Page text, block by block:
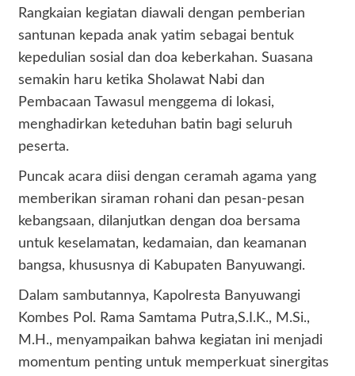
Rangkaian kegiatan diawali dengan pemberian
santunan kepada anak yatim sebagai bentuk
kepedulian sosial dan doa keberkahan. Suasana
semakin haru ketika Sholawat Nabi dan
Pembacaan Tawasul menggema di lokasi,
menghadirkan keteduhan batin bagi seluruh
peserta.
Puncak acara diisi dengan ceramah agama yang
memberikan siraman rohani dan pesan-pesan
kebangsaan, dilanjutkan dengan doa bersama
untuk keselamatan, kedamaian, dan keamanan
bangsa, khususnya di Kabupaten Banyuwangi.
Dalam sambutannya, Kapolresta Banyuwangi
Kombes Pol. Rama Samtama Putra,S.I.K., M.Si.,
M.H., menyampaikan bahwa kegiatan ini menjadi
momentum penting untuk memperkuat sinergitas